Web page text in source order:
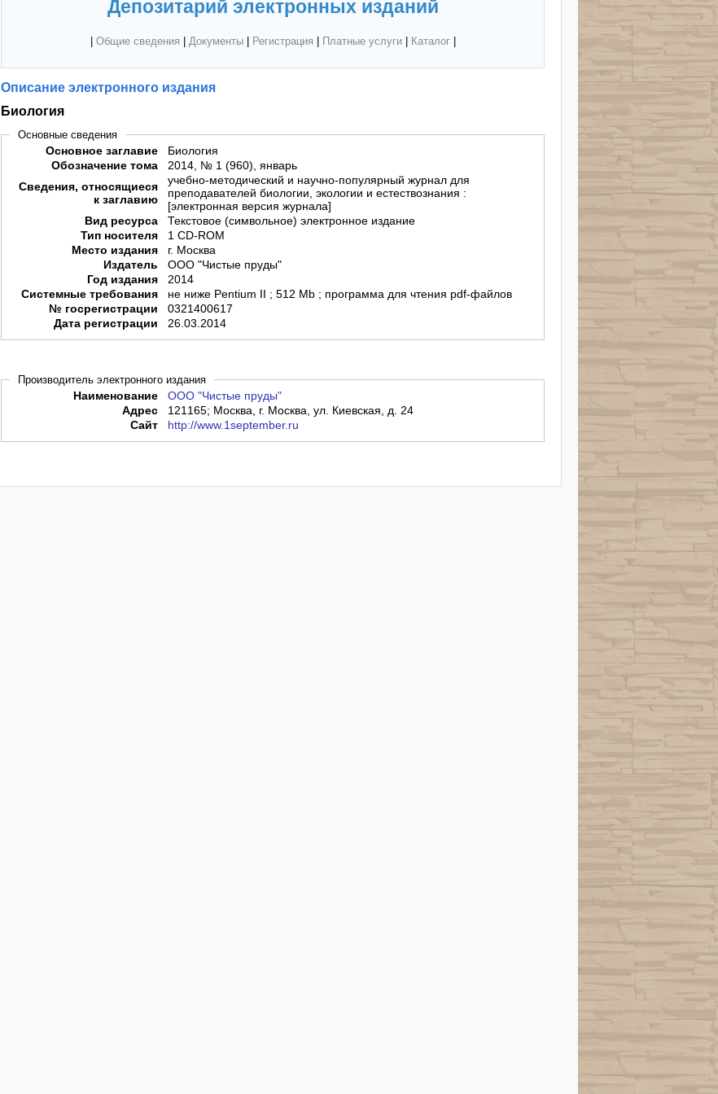
Депозитарий электронных изданий
Общие сведения Документы| Регистрация Платные услуги| Каталог|
Описание электронного издания
Биология
Основные сведения
Основное заглавие
Биология
Обозначение тома
2014, № 1 (960), январь
Сведения, относящиеся
к заглавию
учебно-методический и научно-популярный журнал для
преподавателей биологии, экологии и естествознания :
[электронная версия журнала]
Вид ресурса
Текстовое (символьное) электронное издание
Тип носителя
1 CD-ROM
Место издания
г. Москва
Издатель
ООО "Чистые пруды"
Год издания
2014
Системные требования
не ниже Pentium II ; 512 Mb ; программа для чтения pdf-файлов
№ госрегистрации
0321400617
Дата регистрации
26.03.2014
Производитель электронного издания
Наименование
ООО "Чистые пруды"
Адрес
121165; Москва, г. Москва, ул. Киевская, д. 24
Сайт
http://www.1september.ru